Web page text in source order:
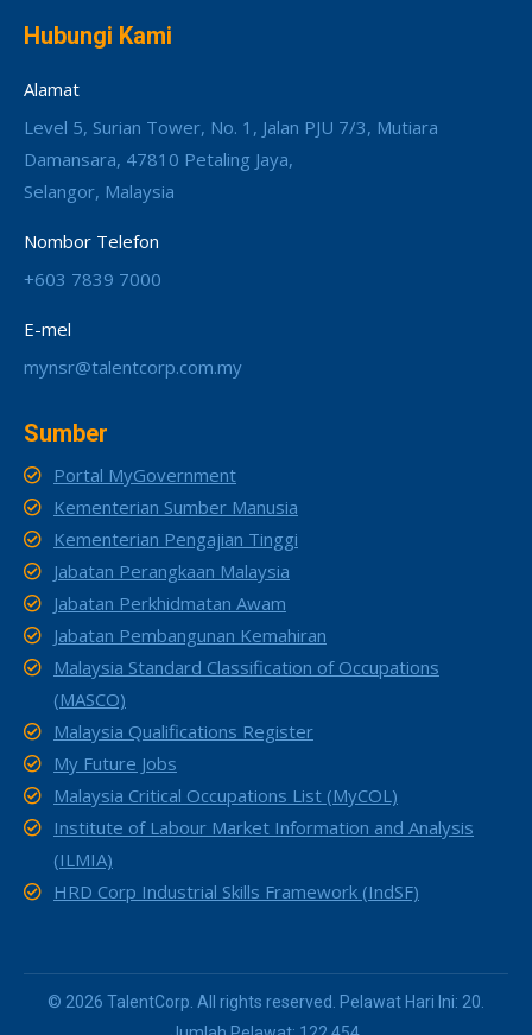
Hubungi Kami
Alamat
Level 5, Surian Tower, No. 1, Jalan PJU 7/3, Mutiara
Damansara, 47810 Petaling Jaya,
Selangor, Malaysia
Nombor Telefon
+603 7839 7000
E-mel
mynsr@talentcorp.com.my
Sumber
Portal MyGovernment
Kementerian Sumber Manusia
Kementerian Pengajian Tinggi
Jabatan Perangkaan Malaysia
Jabatan Perkhidmatan Awam
Jabatan Pembangunan Kemahiran
Malaysia Standard Classification of Occupations
(MASCO)
Malaysia Qualifications Register
My Future Jobs
Malaysia Critical Occupations List (MyCOL)
Institute of Labour Market Information and Analysis
(ILMIA)
HRD Corp Industrial Skills Framework (IndSF)
© 2026 TalentCorp. All rights reserved. Pelawat Hari Ini: 20.